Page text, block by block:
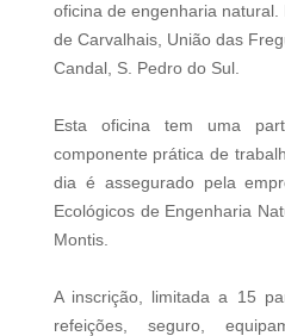
oficina de engenharia
de Carvalhais, União das
Candal, S. Pedro do Sul.
Esta oficina tem uma
componente prática de
dia é assegurado pela
Ecológicos de Engenharia
Montis.
A inscrição, limitada a 15
refeições, seguro,